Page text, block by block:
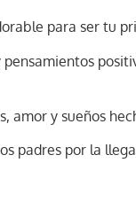
para ser tu
pensamientos
amor y sueños
padres por la